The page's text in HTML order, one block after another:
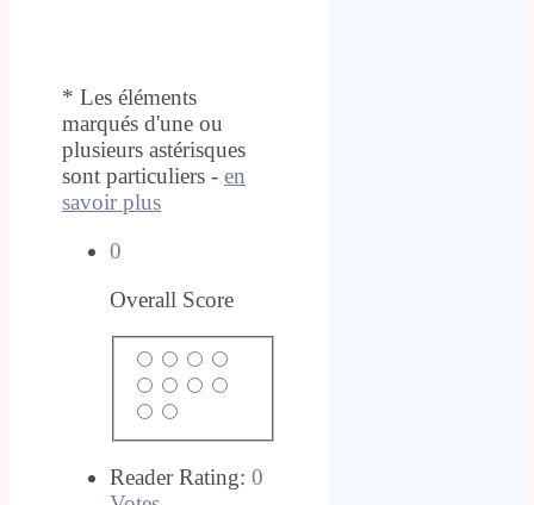
* Les éléments
marqués d'une ou
plusieurs astérisques
sont particuliers - en
savoir plus
0
Overall Score
Reader Rating: 0